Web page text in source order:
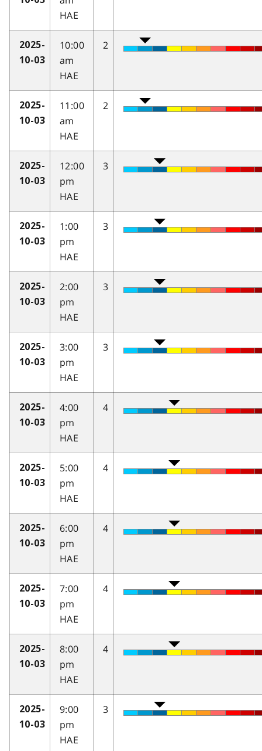
HAE
2025-
10-03
10:00
am
HAE
2
2025-
10-03
11:00
am
HAE
2
2025-
10-03
12:00
pm
HAE
3
2025-
10-03
1:00
pm
HAE
3
2025-
10-03
2:00
pm
HAE
3
2025-
10-03
3:00
pm
HAE
3
2025-
10-03
4:00
pm
HAE
4
2025-
10-03
5:00
pm
HAE
4
2025-
10-03
6:00
pm
HAE
4
2025-
10-03
7:00
pm
HAE
4
2025-
10-03
8:00
pm
HAE
4
2025-
10-03
9:00
pm
HAE
3